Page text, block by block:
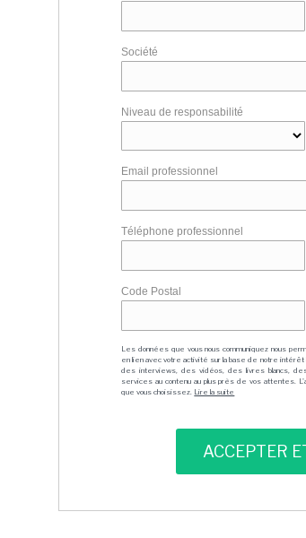
Société
Niveau de responsabilité
Email professionnel
Téléphone professionnel
Code Postal
Les données que vous nous communiquez nous
en lien avec votre activité sur la base de notre
des interviews, des vidéos, des livres blancs,
services au contenu au plus près de vos attentes.
que vous choisissez. Lire la suite